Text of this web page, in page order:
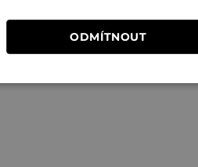
ODMÍTNOUT